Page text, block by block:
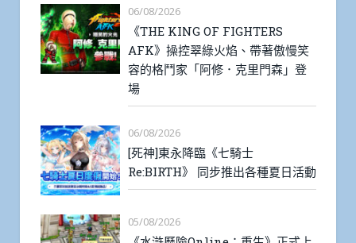
06/08/2026
《THE KING OF FIGHTERS
AFK》操控翠綠火焰、帶著傲慢笑
容的格鬥家「阿修．克里門森」登
場
06/08/2026
[死神]東永降臨《七騎士
Re:BIRTH》 同步推出各種夏日活動
05/08/2026